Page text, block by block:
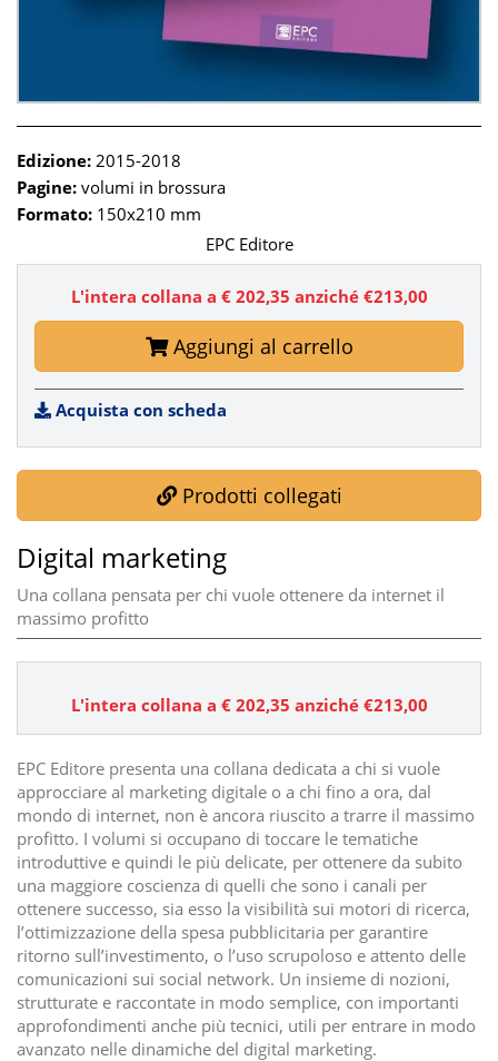
Edizione: 2015-2018
Pagine: volumi in brossura
Formato: 150x210 mm
EPC Editore
L'intera collana a € 202,35 anziché €213,00
Aggiungi al carrello
Acquista con scheda
Prodotti collegati
Digital marketing
Una collana pensata per chi vuole ottenere da internet il
massimo profitto
L'intera collana a € 202,35 anziché €213,00
EPC Editore presenta una collana dedicata a chi si vuole
approcciare al marketing digitale o a chi fino a ora, dal
mondo di internet, non è ancora riuscito a trarre il massimo
profitto. I volumi si occupano di toccare le tematiche
introduttive e quindi le più delicate, per ottenere da subito
una maggiore coscienza di quelli che sono i canali per
ottenere successo, sia esso la visibilità sui motori di ricerca,
l’ottimizzazione della spesa pubblicitaria per garantire
ritorno sull’investimento, o l’uso scrupoloso e attento delle
comunicazioni sui social network. Un insieme di nozioni,
strutturate e raccontate in modo semplice, con importanti
approfondimenti anche più tecnici, utili per entrare in modo
avanzato nelle dinamiche del digital marketing.